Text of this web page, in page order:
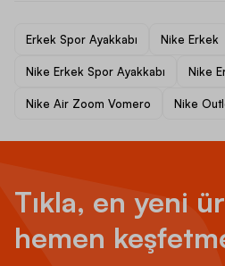
Erkek Spor Ayakkabı Nike Erkek
Nike Erkek Spor Ayakkabı Nike
Nike Air Zoom Vomero Nike
Tıkla, en yeni
hemen